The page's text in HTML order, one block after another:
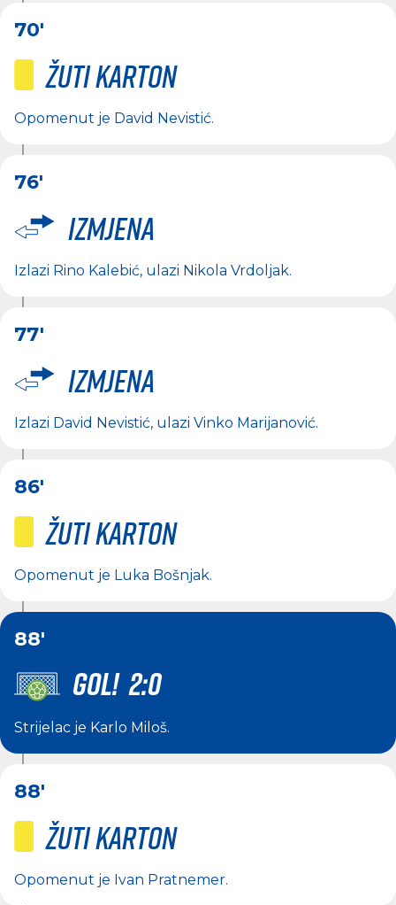
70'
Žuti karton
Opomenut je David Nevistić.
76'
Izmjena
Izlazi Rino Kalebić, ulazi Nikola Vrdoljak.
77'
Izmjena
Izlazi David Nevistić, ulazi Vinko Marijanović.
86'
Žuti karton
Opomenut je Luka Bošnjak.
88'
GOL! 2:0
Strijelac je Karlo Miloš.
88'
Žuti karton
Opomenut je Ivan Pratnemer.